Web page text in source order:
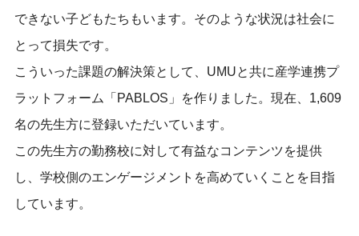
できない子どもたちもいます。そのような状況は社会に
とって損失です。
こ ういった課題の解決策として、UMUと共に産学連携プ
ラットフォーム「PABLOS」を作りました。現在、1,609
名の先生方に登録いただいています。
この先生方の勤務校に対して有益なコンテンツを提供
し、学校側のエンゲージメントを高めていくことを目指
しています。